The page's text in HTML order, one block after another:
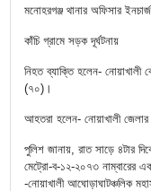
মনোহরগঞ্জ থানার অফিসার
কাঁচি গ্রামে সড়ক দূর্ঘটনায়
নিহত ব্যাক্তি হলেন- নোয়াখালী
(৭০)।
আহতরা হলেন- নোয়াখালী জেলার
পুলিশ জানায়, রাত সাড়ে ৪টার
মেট্রো-ব-১২-২০৭৩ নাম্বারের
-নোয়াখালী আঘোড়াঘাটঞ্চলিক